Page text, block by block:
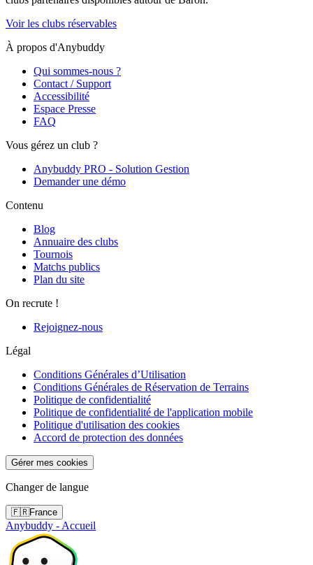
Voir les clubs réservables
À propos d'Anybuddy
Qui sommes-nous ?
Contact / Support
Accessibilité
Espace Presse
FAQ
Vous gérez un club ?
Anybuddy PRO - Solution Gestion
Demander une démo
Contenu
Blog
Annuaire des clubs
Tournois
Matchs publics
Plan du site
On recrute !
Rejoignez-nous
Légal
Conditions Générales d’Utilisation
Conditions Générales de Réservation de Terrains
Politique de confidentialité
Politique de confidentialité de l'application mobile
Politique d'utilisation des cookies
Accord de protection des données
Gérer mes cookies
Changer de langue
🇫🇷France
Anybuddy - Accueil